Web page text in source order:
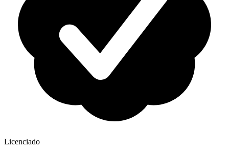
Licenciado